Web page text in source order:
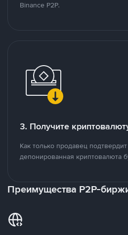
Binance P2P.
3. Получите
Как только продавец
депонированная криптовалюта
Преимущества P2P-